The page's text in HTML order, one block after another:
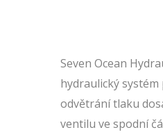
Seven Ocean
hydraulický
odvětrání tlaku
ventilu ve spodní